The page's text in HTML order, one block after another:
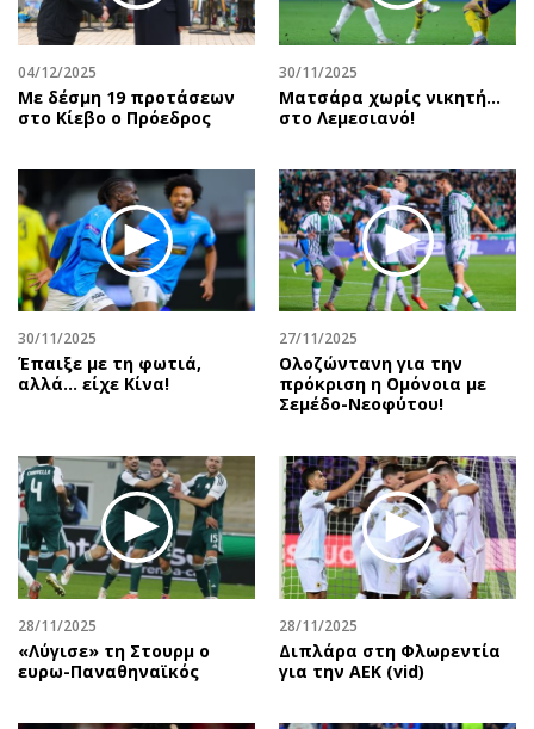
Χειρόγραφα
Επιστολές
04/12/2025
Με δέσμη 19 προτάσεων
στο Κίεβο ο Πρόεδρος
30/11/2025
Ματσάρα χωρίς νικητή…
στο Λεμεσιανό!
30/11/2025
Έπαιξε με τη φωτιά,
αλλά… είχε Κίνα!
27/11/2025
Ολοζώντανη για την
πρόκριση η Ομόνοια με
Σεμέδο-Νεοφύτου!
28/11/2025
«Λύγισε» τη Στουρμ ο
ευρω-Παναθηναϊκός
28/11/2025
Διπλάρα στη Φλωρεντία
για την ΑΕΚ (vid)